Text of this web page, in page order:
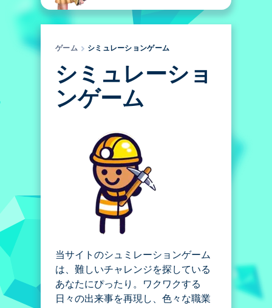
ゲーム シミュレーションゲーム
シミュレーショ
ンゲーム
当サイトのシュミレーションゲーム
は、難しいチャレンジを探している
あなたにぴったり。ワクワクする
日々の出来事を再現し、色々な職業